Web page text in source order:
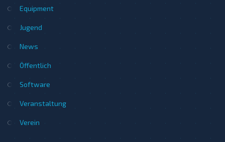
Equipment
Jugend
News
Öffentlich
Software
Veranstaltung
Verein